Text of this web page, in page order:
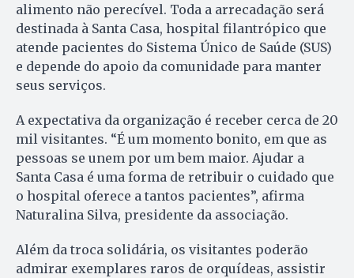
alimento não perecível. Toda a arrecadação será
destinada à Santa Casa, hospital filantrópico que
atende pacientes do Sistema Único de Saúde (SUS)
e depende do apoio da comunidade para manter
seus serviços.
A expectativa da organização é receber cerca de 20
mil visitantes. “É um momento bonito, em que as
pessoas se unem por um bem maior. Ajudar a
Santa Casa é uma forma de retribuir o cuidado que
o hospital oferece a tantos pacientes”, afirma
Naturalina Silva, presidente da associação.
Além da troca solidária, os visitantes poderão
admirar exemplares raros de orquídeas, assistir